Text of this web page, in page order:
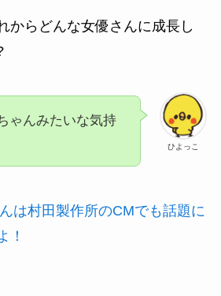
からどんな女優さんに成長し
ひよっこ
ゃんみたいな気持
は村田製作所のCMでも話題に
！